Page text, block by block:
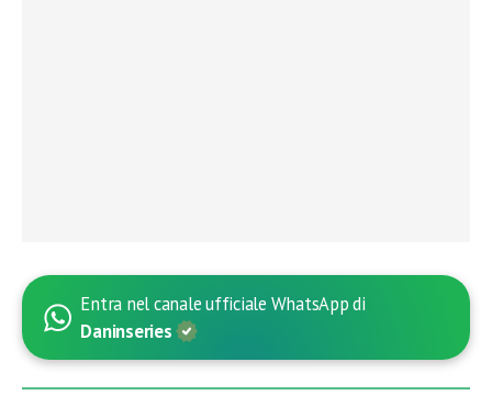
Entra nel canale ufficiale WhatsApp di
Daninseries